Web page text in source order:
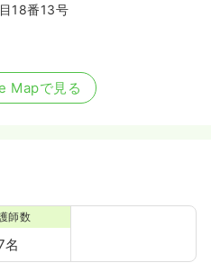
18番13号
Mapで見る
師数
名